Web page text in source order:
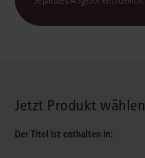
Jetzt Produkt wählen
Der Titel ist enthalten in: